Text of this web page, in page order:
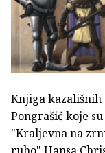
Knjiga
Pongrašić koje
"Kraljevna na